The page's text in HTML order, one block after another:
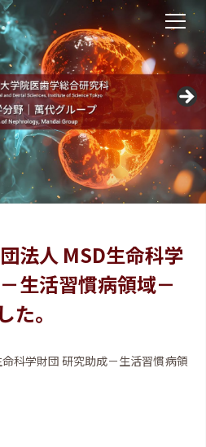
法人 MSD生命科学
生活習慣病領域－
た。
科学財団 研究助成－生活習慣病領